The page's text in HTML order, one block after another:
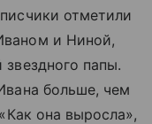
отметили
и Ниной,
папы.
больше, чем
она выросла»,